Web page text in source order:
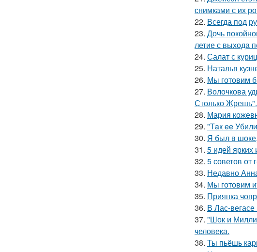
снимками с их
22. Всегда под
23. Дочь
летие с выхода
24. Салат с
25. Наталья
26. Мы готовим
27. Волочкова
Столько Жрешь".
28. Мария
29. "Тaк ee
30. Я был в шоке,
31. 5 идей ярких
32. 5 советов от
33. Недавно
34. Мы готовим
35. Приянка
36. В Лас-
37. "Шок и
человека.
38. Ты пьёшь